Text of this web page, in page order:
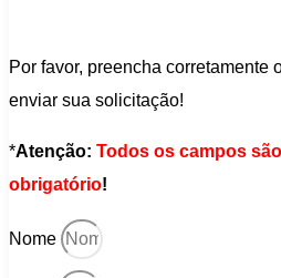
Por favor, preencha corretamente
enviar sua solicitação!
*Atenção: Todos os campos
obrigatório!
Nome